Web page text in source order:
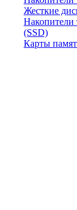
Жесткие
Накопители
(SSD)
Карты